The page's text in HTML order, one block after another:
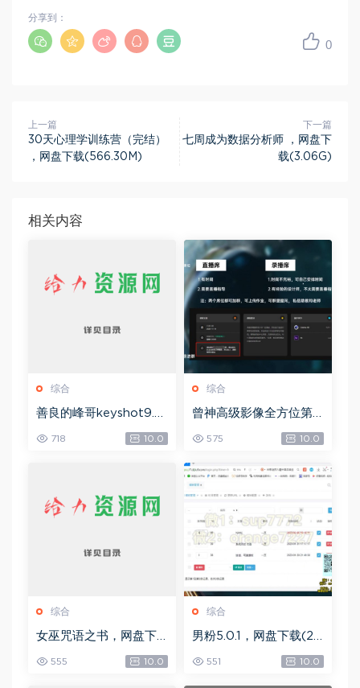
0
分享到：
上一篇
30天心理学训练营（完结）
，网盘下载(566.30M)
下一篇
七周成为数据分析师 ，网盘下
载(3.06G)
相关内容
综合
善良的峰哥keyshot9.0
自学宝典，网盘下载(2.3
6G)
718 10.0
综合
曾神高级影像全方位第
四期，网盘下载(49.08
G)
575 10.0
综合
女巫咒语之书，网盘下
555 10.0
综合
男粉5.0.1，网盘下载(25
551 10.0